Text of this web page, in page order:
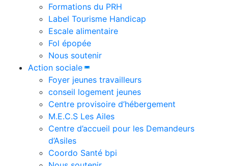
Formations du PRH
Label Tourisme Handicap
Escale alimentaire
Fol épopée
Nous soutenir
Action sociale
Foyer jeunes travailleurs
conseil logement jeunes
Centre provisoire d’hébergement
M.E.C.S Les Ailes
Centre d’accueil pour les Demandeurs
d’Asiles
Coordo Santé bpi